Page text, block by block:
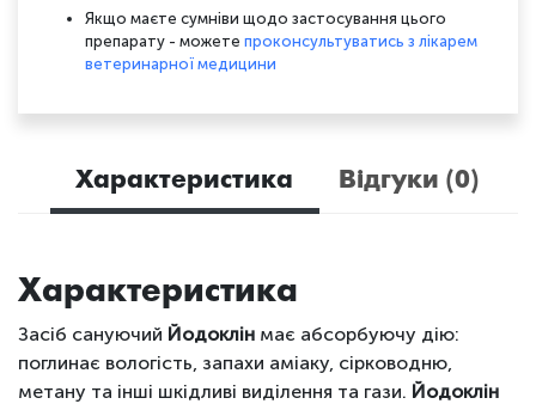
Якщо маєте сумніви щодо застосування цього
препарату - можете проконсультуватись з лікарем
ветеринарної медицини
Характеристика Відгуки (0)
Характеристика
Засіб сануючий Йодоклін має абсорбуючу дію:
поглинає вологість, запахи аміаку, сірководню,
метану та інші шкідливі виділення та гази. Йодоклін